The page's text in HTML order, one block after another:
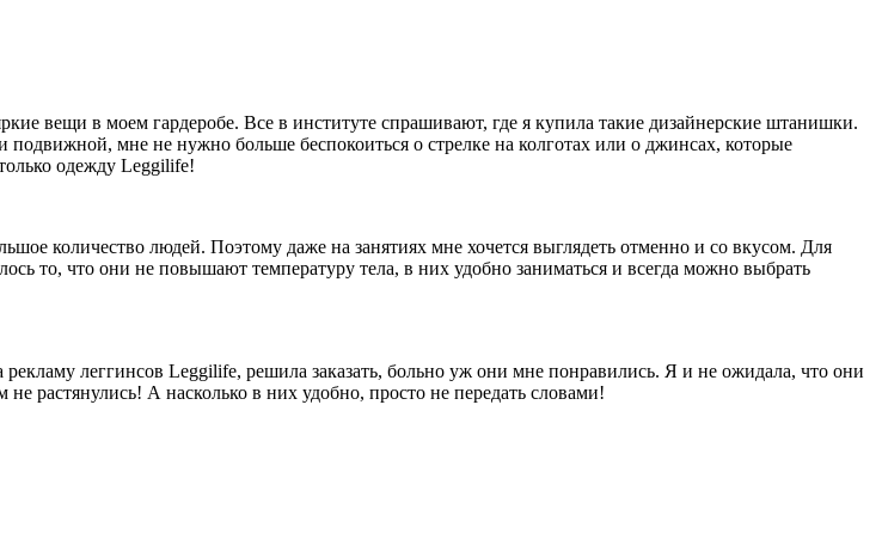
вещи в моем гардеробе. Все в институте спрашивают, где я купила такие дизайнерские штанишки.
подвижной, мне не нужно больше беспокоиться о стрелке на колготах или о джинсах, которые
одежду Leggilife!
количество людей. Поэтому даже на занятиях мне хочется выглядеть отменно и со вкусом. Для
то, что они не повышают температуру тела, в них удобно заниматься и всегда можно выбрать
леггинсов Leggilife, решила заказать, больно уж они мне понравились. Я и не ожидала, что они
растянулись! А насколько в них удобно, просто не передать словами!